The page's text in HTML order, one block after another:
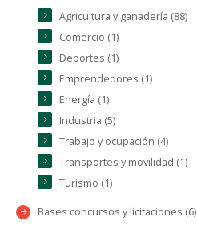
Agricultura y ganadería (88)
Comercio (1)
Deportes (1)
Emprendedores (1)
Energía (1)
Industria (5)
Trabajo y ocupación (4)
Transportes y movilidad (1)
Turismo (1)
Bases concursos y licitaciones (6)